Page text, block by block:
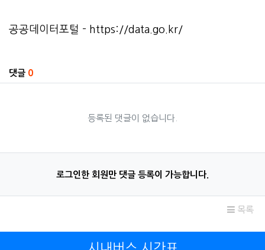
공공데이터포털 - https://data.go.kr/
댓글 0
등록된 댓글이 없습니다.
로그인한 회원만 댓글 등록이 가능합니다.
목록